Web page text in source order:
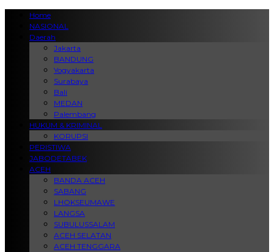
Home
NASIONAL
Daerah
Jakarta
BANDUNG
Yogyakarta
Surabaya
Bali
MEDAN
Palembang
HUKUM & KRIMINAL
KORUPSI
PERISTIWA
JABODETABEK
ACEH
BANDA ACEH
SABANG
LHOKSEUMAWE
LANGSA
SUBULUSSALAM
ACEH SELATAN
ACEH TENGGARA